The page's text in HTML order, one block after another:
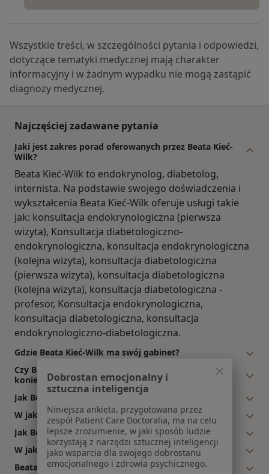
Wszystkie treści, w szczególności pytania i odpowiedzi,
dotyczące tematyki medycznej mają charakter
informacyjny i w żadnym wypadku nie mogą zastąpić
diagnozy medycznej.
Najczęściej zadawane pytania
Jaki jest zakres porad oferowanych przez Beata Kieć-
Wilk?
Beata Kieć-Wilk to endokrynolog, diabetolog,
internista. Na podstawie swojego doświadczenia i
wykształcenia Beata Kieć-Wilk oferuje usługi takie
jak: konsultacja endokrynologiczna (pierwsza
wizyta), Konsultacja diabetologiczno-
endokrynologiczna, konsultacja endokrynologiczna
(kolejna wizyta), konsultacja diabetologiczna
(pierwsza wizyta), konsultacja diabetologiczna
(kolejna wizyta), konsultacja diabetologiczna -
profesor, Konsultacja endokrynologiczna,
konsultacja diabetologiczna, konsultacja
endokrynologiczno-diabetologiczna.
Gdzie Beata Kieć-Wilk ma swój gabinet?
Czy Beata Kieć-Wilk przyjmuje online, bez
konieczności pojawiania się w placówce?
Jak Beata Kieć-Wilk akceptuje płatności po wizycie?
W jakich językach konsultuje Beata Kieć-Wilk?
Jak Beata Kieć-Wilk umawia wizyty?
W jakich godzinach przyjmuje Beata Kieć-Wilk?
Beata Kieć-Wilk: co mówią pacjenci?
Dobrostan emocjonalny i
sztuczna inteligencja
Niniejsza ankieta, przygotowana przez
zespół Patient Care Doctoralia, ma na celu
lepsze zrozumienie, w jaki sposób ludzie
korzystają z narzędzi sztucznej inteligencji
jako wsparcia dla swojego dobrostanu
emocjonalnego i zdrowia psychicznego.